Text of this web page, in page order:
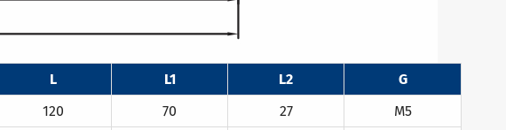
L L1 L2
G
120 70 27
M5